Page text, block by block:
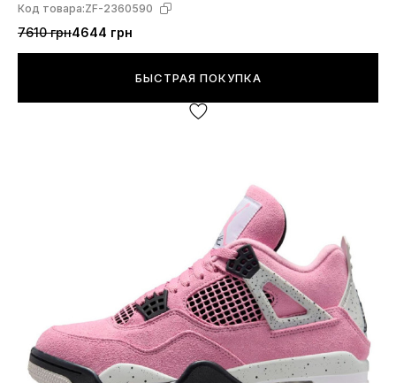
Код товара:ZF-2360590
7610 грн4644 грн
БЫСТРАЯ ПОКУПКА